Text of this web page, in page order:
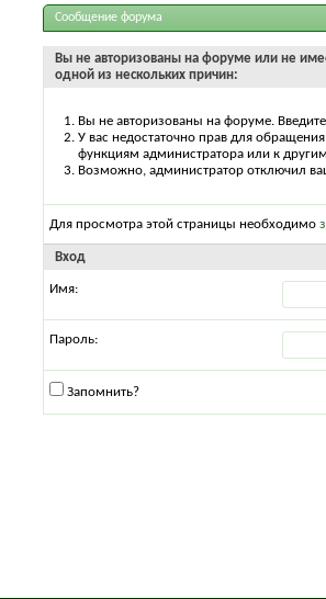
Сообщение форума
Вы не авторизованы на форуме или не
одной из нескольких причин:
Вы не авторизованы на форуме.
У вас недостаточно прав для
функциям администратора или к
Возможно, администратор отключил
Для просмотра этой страницы необходимо
Вход
Имя:
Пароль:
Запомнить?